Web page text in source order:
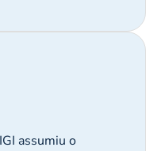
assumiu o